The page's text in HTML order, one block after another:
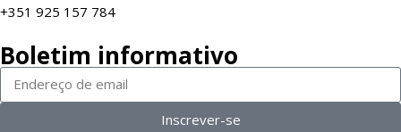
+351 925 157 784
Boletim informativo
Inscrever-se